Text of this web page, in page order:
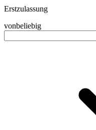
Erstzulassung
vonbeliebig